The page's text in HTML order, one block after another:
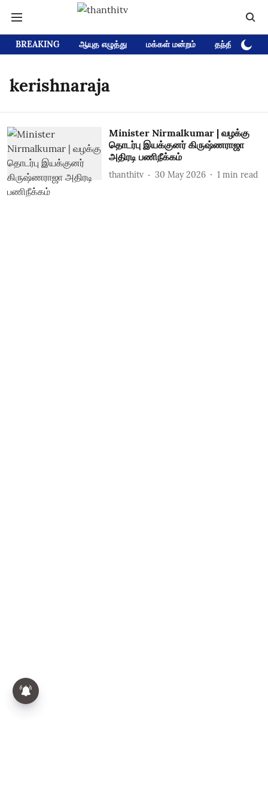
BREAKING ஆயுத எழுத்து மக்கள் மன்றம் தந்தி டிவி
kerishnaraja
Minister Nirmalkumar | வழக்கு
தொடர்பு இயக்குனர் கிருஷ்ணராஜா
அதிரடி பணிநீக்கம்
thanthitv 30 May 2026 1 min read